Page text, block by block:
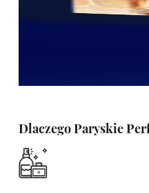
Dlaczego Paryskie